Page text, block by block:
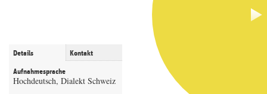
Details Kontakt
Aufnahmesprache
Hochdeutsch, Dialekt Schweiz